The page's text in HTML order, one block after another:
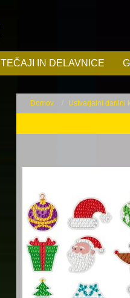
TEČAJI IN DELAVNICE
Domov Ustvarjalni darilni